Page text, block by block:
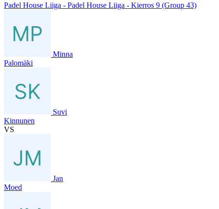
Padel House Liiga - Padel House Liiga - Kierros 9 (Group 43)
Minna
Palomäki
Suvi
Kinnunen
VS
Jan
Moed